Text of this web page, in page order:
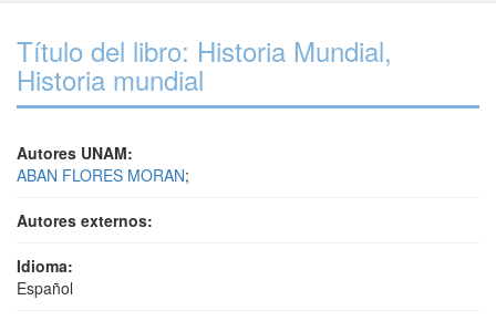
Título del libro: Historia Mundial,
Historia mundial
Autores UNAM:
ABAN FLORES MORAN;
Autores externos:
Idioma:
Español